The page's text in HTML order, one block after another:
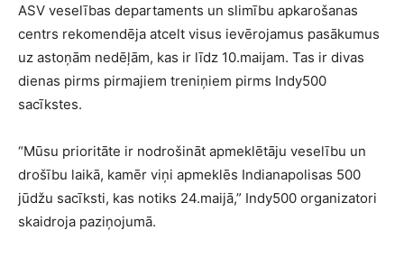
ASV veselības departaments un slimību apkarošanas
centrs rekomendēja atcelt visus ievērojamus pasākumus
uz astoņām nedēļām, kas ir līdz 10.maijam. Tas ir divas
dienas pirms pirmajiem treniņiem pirms Indy500
sacīkstes.
“Mūsu prioritāte ir nodrošināt apmeklētāju veselību un
drošību laikā, kamēr viņi apmeklēs Indianapolisas 500
jūdžu sacīksti, kas notiks 24.maijā,” Indy500 organizatori
skaidroja paziņojumā.